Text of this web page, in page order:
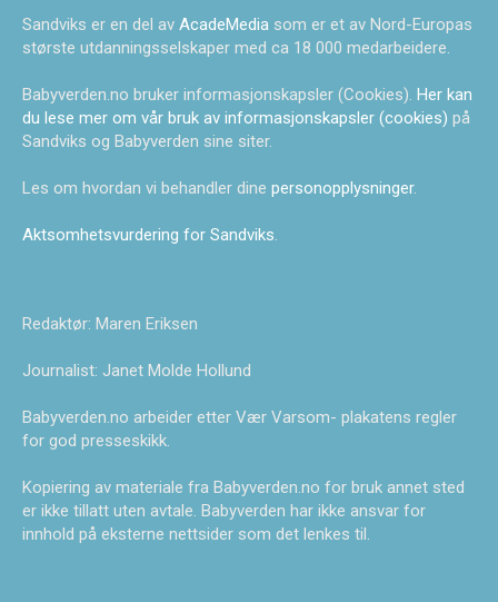
Sandviks er en del av AcadeMedia som er et av Nord-Europas
største utdanningsselskaper med ca 18 000 medarbeidere.
Babyverden.no bruker informasjonskapsler (Cookies). Her kan
du lese mer om vår bruk av informasjonskapsler (cookies) på
Sandviks og Babyverden sine siter.
Les om hvordan vi behandler dine personopplysninger.
Aktsomhetsvurdering for Sandviks.
Redaktør: Maren Eriksen
Journalist: Janet Molde Hollund
Babyverden.no arbeider etter Vær Varsom- plakatens regler
for god presseskikk.
Kopiering av materiale fra Babyverden.no for bruk annet sted
er ikke tillatt uten avtale. Babyverden har ikke ansvar for
innhold på eksterne nettsider som det lenkes til.